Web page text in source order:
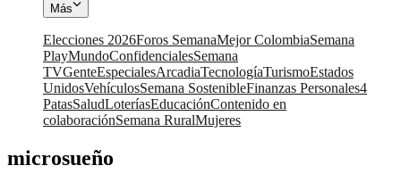
Más
Elecciones 2026Foros SemanaMejor ColombiaSemana
PlayMundoConfidencialesSemana
TVGenteEspecialesArcadiaTecnologíaTurismoEstados
UnidosVehículosSemana SostenibleFinanzas Personales4
PatasSaludLoteríasEducaciónContenido en
colaboraciónSemana RuralMujeres
microsueño